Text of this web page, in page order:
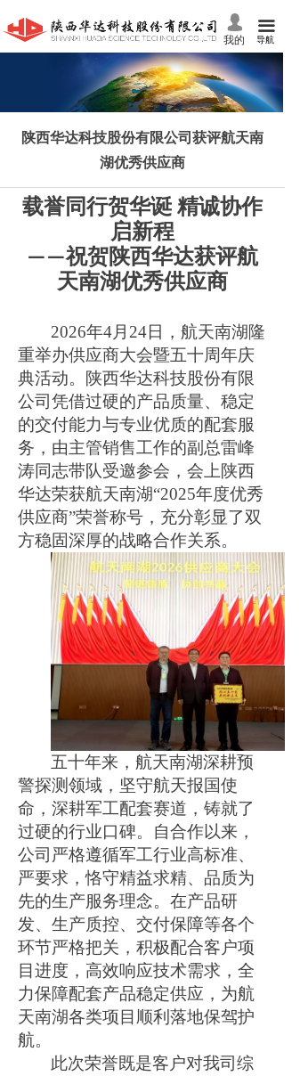
导航
끀
首页
党建工作
新闻资讯
人力资源
联系我们
넙
我的
陕西华达科技股份有限公司获评航天南
湖优秀供应商
载誉同行贺华诞 精诚协作
启新程
——祝贺陕西华达获评航
天南湖优秀供应商
2026年4月24日 ，航天南湖隆
重举办供应商大会暨五十周年庆
典活动。 陕西华达科技股份有限
公司凭借过硬的产品质量、稳定
的交付能力与专业优质的配套服
务， 由主管销售工作的副总雷峰
涛同志带队受邀参会， 会上陕西
华达荣获航天南湖“2025年度优秀
供应商”荣誉称号，充分彰显了双
方稳固深厚的战略合作关系。
五十年来，航天南湖深耕预
警探测领域，坚守航天报国使
命，深耕军工配套赛道，铸就了
过硬的行业口碑。自合作以来，
公司 严格遵循军工行业高标准、
严要求，恪守精益求精、品质为
先的生产服务理念。在产品研
发、生产质控、交付保障等各个
环节严格把关，积极配合客户项
目进度，高效响应技术需求，全
力保障配套产品稳定供应，为航
天南湖各类项目顺利落地保驾护
航。
此次荣誉既是客户对我司综